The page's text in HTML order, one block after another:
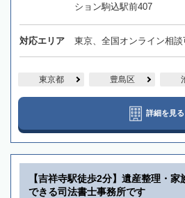
ション駒込駅前407
対応エリア 東京、全国オンライン相談
東京都 豊島区
詳細を見る
【吉祥寺駅徒歩2分】遺産整理・
できる司法書士事務所です